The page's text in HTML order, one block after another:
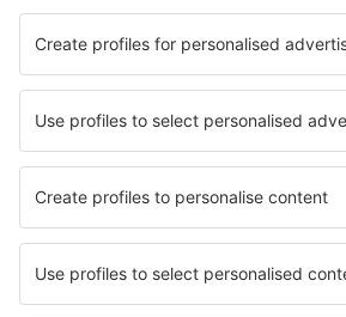
Hotels
Transfers
Attracties
Luchtvaartmaatschappijen
Brussels Airlines
Ryanair
Wizz Air
Tui Fly
Transavia